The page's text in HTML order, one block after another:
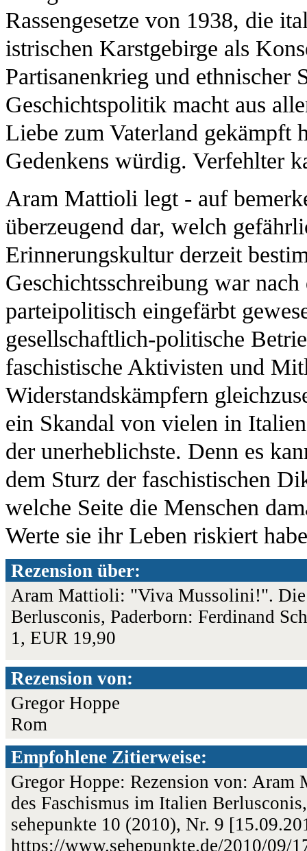
Rassengesetze von 1938, die
istrischen Karstgebirge als
Partisanenkrieg und ethnischer
Geschichtspolitik macht aus
Liebe zum Vaterland gekämpft
Gedenkens würdig. Verfehlter
Aram Mattioli legt - auf
überzeugend dar, welch
Erinnerungskultur derzeit
Geschichtsschreibung war
parteipolitisch eingefärbt
gesellschaftlich-politische
faschistische Aktivisten und
Widerstandskämpfern
ein Skandal von vielen in
der unerheblichste. Denn es
dem Sturz der faschistischen
welche Seite die Menschen
Werte sie ihr Leben riskiert
Rezension über:
Aram Mattioli: "Viva Mussolini!". Die
Berlusconis, Paderborn: Ferdinand
1, EUR 19,90
Rezension von:
Gregor Hoppe
Rom
Empfohlene Zitierweise:
Gregor Hoppe: Rezension von:
des Faschismus im Italien
sehepunkte 10 (2010), Nr. 9
https://www.sehepunkte.de/2010/09/